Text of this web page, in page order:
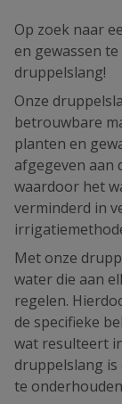
Op zoek naar
en gewassen
druppelslang!
Onze
betrouwbare
planten en
afgegeven aan
waardoor het
verminderd in
Met onze
water die aan
regelen.
de specifieke
wat resulteert
druppelslang
te